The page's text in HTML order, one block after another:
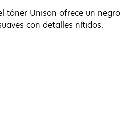
tóner Unison ofrece un negro
con detalles nítidos.